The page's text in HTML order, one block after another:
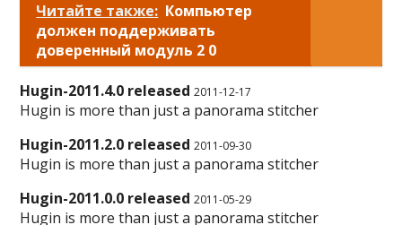
Читайте также: Компьютер
должен поддерживать
доверенный модуль 2 0
Hugin-2011.4.0 released 2011-12-17
Hugin is more than just a panorama stitcher
Hugin-2011.2.0 released 2011-09-30
Hugin is more than just a panorama stitcher
Hugin-2011.0.0 released 2011-05-29
Hugin is more than just a panorama stitcher